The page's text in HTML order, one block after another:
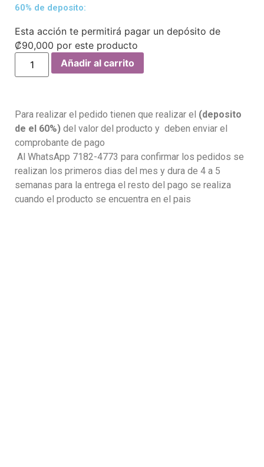
60% de deposito:
Esta acción te permitirá pagar un depósito de
₡90,000 por este producto
Añadir al carrito
Para realizar el pedido tienen que realizar el (deposito
de el 60%) del valor del producto y deben enviar el
comprobante de pago
Al WhatsApp 7182-4773 para confirmar los pedidos se
realizan los primeros dias del mes y dura de 4 a 5
semanas para la entrega el resto del pago se realiza
cuando el producto se encuentra en el pais